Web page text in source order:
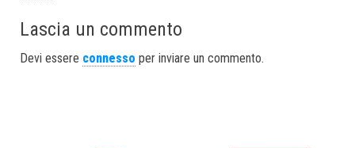
Lascia un commento
Devi essere connesso per inviare un commento.